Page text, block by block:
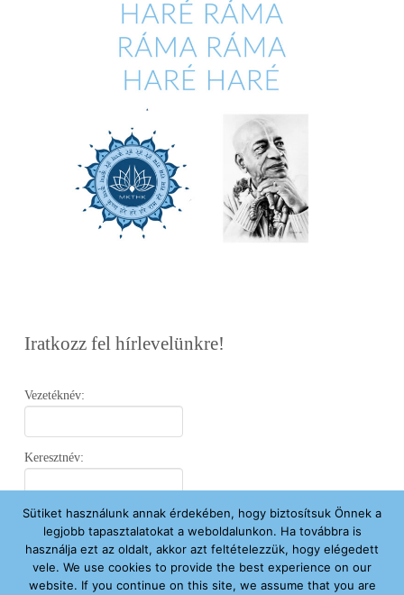
Iratkozz fel hírlevelünkre!
Vezetéknév:
Keresztnév:
Email:
Elfogadom az Adatvédelmi Nyilatkozatot.
Sütiket használunk annak érdekében, hogy biztosítsuk Önnek a
legjobb tapasztalatokat a weboldalunkon. Ha továbbra is
használja ezt az oldalt, akkor azt feltételezzük, hogy elégedett
vele. We use cookies to provide the best experience on our
website. If you continue on this site, we assume that you are